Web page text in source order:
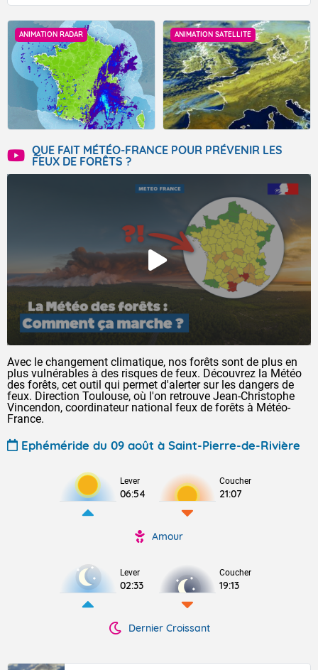
ANIMATION RADAR ANIMATION SATELLITE
QUE FAIT MÉTÉO-FRANCE POUR PRÉVENIR LES
FEUX DE FORÊTS ?
Avec le changement climatique, nos forêts sont de plus en
plus vulnérables à des risques de feux. Découvrez la Météo
des forêts, cet outil qui permet d'alerter sur les dangers de
feux. Direction Toulouse, où l'on retrouve Jean-Christophe
Vincendon, coordinateur national feux de forêts à Météo-
France.
Ephéméride du 09 août à Saint-Pierre-de-Rivière
Lever
06:54
Coucher
21:07
Amour
Lever
02:33
Coucher
19:13
Dernier Croissant